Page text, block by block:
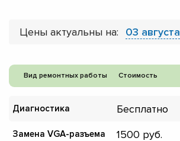
Цены актуальны на: 03 августа
Вид ремонтных работы Стоимость
Диагностика Бесплатно
Замена VGA-разъема 1500